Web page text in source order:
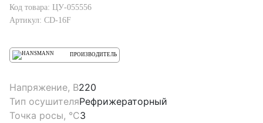
Код товара: ЦУ-055556
Артикул: CD-16F
ПРОИЗВОДИТЕЛЬ
Напряжение, В220
Тип осушителяРефрижераторный
Точка росы, °С3